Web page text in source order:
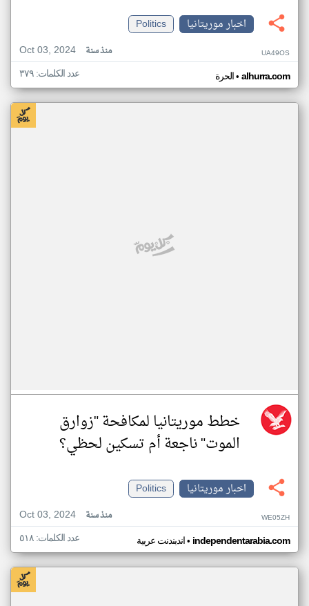
اخبار موريتانيا
Politics
Oct 03, 2024
منذ سنة UA49OS
الحرة• alhurra.com عدد الكلمات: ٣٧٩
خطط موريتانيا لمكافحة "زوارق
الموت" ناجعة أم تسكين لحظي؟
اخبار موريتانيا
Politics
Oct 03, 2024
منذ سنة WE05ZH
اندبندنت عربية• independentarabia.com عدد الكلمات: ٥١٨